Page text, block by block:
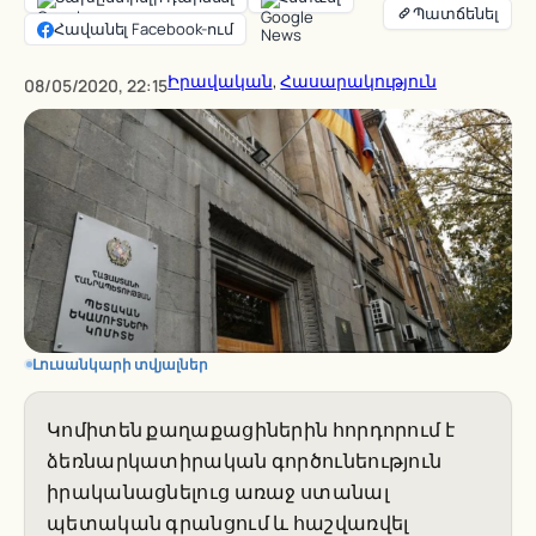
Հավանել Facebook-ում
08/05/2020, 22:15Իրավական, Հասարակություն
Լուսանկարի տվյալներ
Կոմիտեն քաղաքացիներին հորդորում է
ձեռնարկատիրական գործունեություն
իրականացնելուց առաջ ստանալ
պետական գրանցում և հաշվառվել